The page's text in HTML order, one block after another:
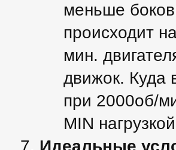
меньше
происходит
мин.
движок. Куда
при 2000об/
MIN
Идеальные